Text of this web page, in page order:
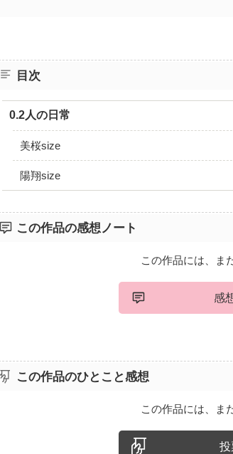
目次
0.2人の日常
美桜size
陽翔size
この作品の感想ノート
この作品には、ま
感
この作品のひとこと感想
この作品には、ま
投